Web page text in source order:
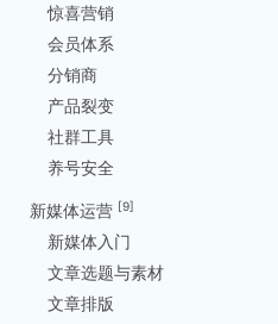
惊喜营销
会员体系
分销商
产品裂变
社群工具
养号安全
新媒体运营 [9]
新媒体入门
文章选题与素材
文章排版